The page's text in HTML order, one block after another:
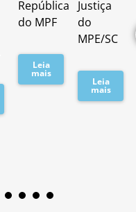
República
do MPF
Leia
mais
Justiça
do
MPE/SC
Leia
mais
1 2 3